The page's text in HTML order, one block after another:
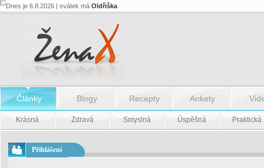
Dnes je 6.8.2026 | svátek má Oldřiška
Články Blogy Recepty Ankety
Krásná Zdravá Smyslná Úspěšná Praktická
Přihlášení